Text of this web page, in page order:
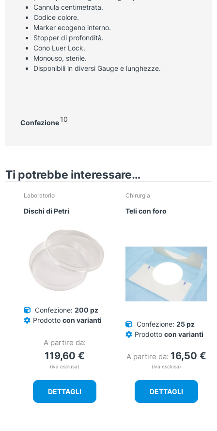
Cannula centimetrata.
Codice colore.
Marker ecogeno interno.
Stopper di profondità.
Cono Luer Lock.
Monouso, sterile.
Disponibili in diversi Gauge e lunghezze.
Confezione 10
Ti potrebbe interessare…
Laboratorio
Dischi di Petri
Confezione: 200 pz
Prodotto con varianti
A partire da:
119,60 €
(iva esclusa)
DETTAGLI
Chirurgia
Teli con foro
Confezione: 25 pz
Prodotto con varianti
A partire da: 16,50 €
(iva esclusa)
DETTAGLI